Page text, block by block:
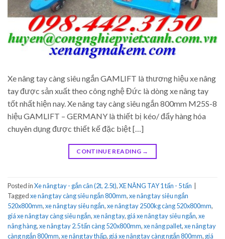
Xe nâng tay càng siêu ngắn GAMLIFT là thương hiệu xe nâng
tay được sản xuất theo công nghệ Đức là dòng xe nâng tay
tốt nhất hiện nay. Xe nâng tay càng siêu ngắn 800mm M25S-8
hiệu GAMLIFT – GERMANY là thiết bị kéo/ đẩy hàng hóa
chuyên dụng được thiết kế đặc biệt […]
CONTINUE READING →
Posted inXe nâng tay - gắn cân (2t, 2.5t),XE NÂNG TAY 1 tấn - 5 tấn
Taggedxe nâng tay càng siêu ngắn 800mm,xe nâng tay siêu ngắn
520x800mm,xe nâng tay siêu ngắn,xe nâng tay 2500kg càng 520x800mm,
giá xe nâng tay càng siêu ngắn,xe nâng tay, giá xe nâng tay siêu ngắn,xe
nâng hàng,xe nâng tay 2.5 tấn càng 520x800mm,xe nâng pallet,xe nâng tay
càng ngắn 800mm,xe nâng tay thấp, giá xe nâng tay càng ngắn 800mm, giá